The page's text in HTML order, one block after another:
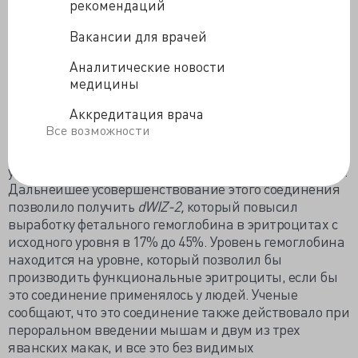
рекомендаций
Вакансии для врачей
Аналитические новости
медицины
Аккредитация врача
Все возможности
маркировать белокBCL11A,
Они проанализировали библиотеку из 2814 молекул,
связывающихся с цереблоном, и обнаружили одну
молекулу под названиемdWIZ-1, которая
увеличивала выработку фетального гемоглобина.
Неожиданно оказалось, что данная молекула
направлена не наBCL11A,
участвует в контроле уровня фетального гемоглобина.
Дальнейшее усовершенствование этого соединения
позволило получить dWIZ-2, который повысил
выработку фетального гемоглобина в эритроцитах с
исходного уровня в 17% до 45%. Уровень гемоглобина
находится на уровне, который позволил бы
производить функциональные эритроциты, если бы
это соединение применялось у людей. Ученые
сообщают, что это соединение также действовало при
пероральном введении мышам и двум из трех
яванских макак, и все это без видимых